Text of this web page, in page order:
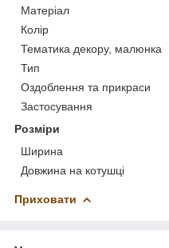
Матеріал
Колір
Тематика декору, малюнка
Тип
Оздоблення та прикраси
Застосування
Розміри
Ширина
Довжина на котушці
Приховати